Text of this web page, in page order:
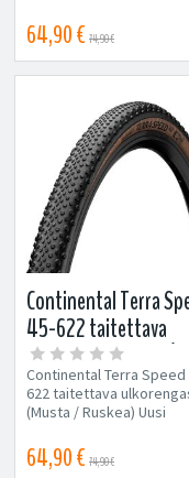
64,90 € 74,90 €
Continental Terra
45-622 taitettava
ulkorengas (Musta /
Ruskea)
Continental Terra Speed
622 taitettava
(Musta / Ruskea) Uusi
rengas nopeaan...
64,90 € 74,90 €